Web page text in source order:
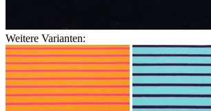
Weitere Varianten: